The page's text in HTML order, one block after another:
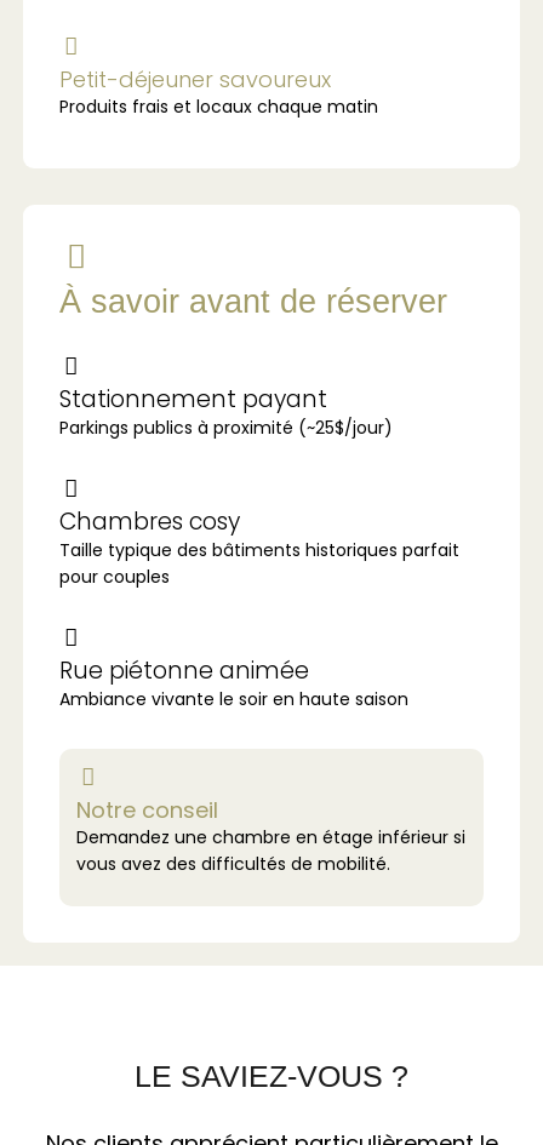
Petit-déjeuner savoureux
Produits frais et locaux chaque matin
À savoir avant de réserver
Stationnement payant
Parkings publics à proximité (~25$/jour)
Chambres cosy
Taille typique des bâtiments historiques parfait
pour couples
Rue piétonne animée
Ambiance vivante le soir en haute saison
Notre conseil
Demandez une chambre en étage inférieur si
vous avez des difficultés de mobilité.
LE SAVIEZ-VOUS ?